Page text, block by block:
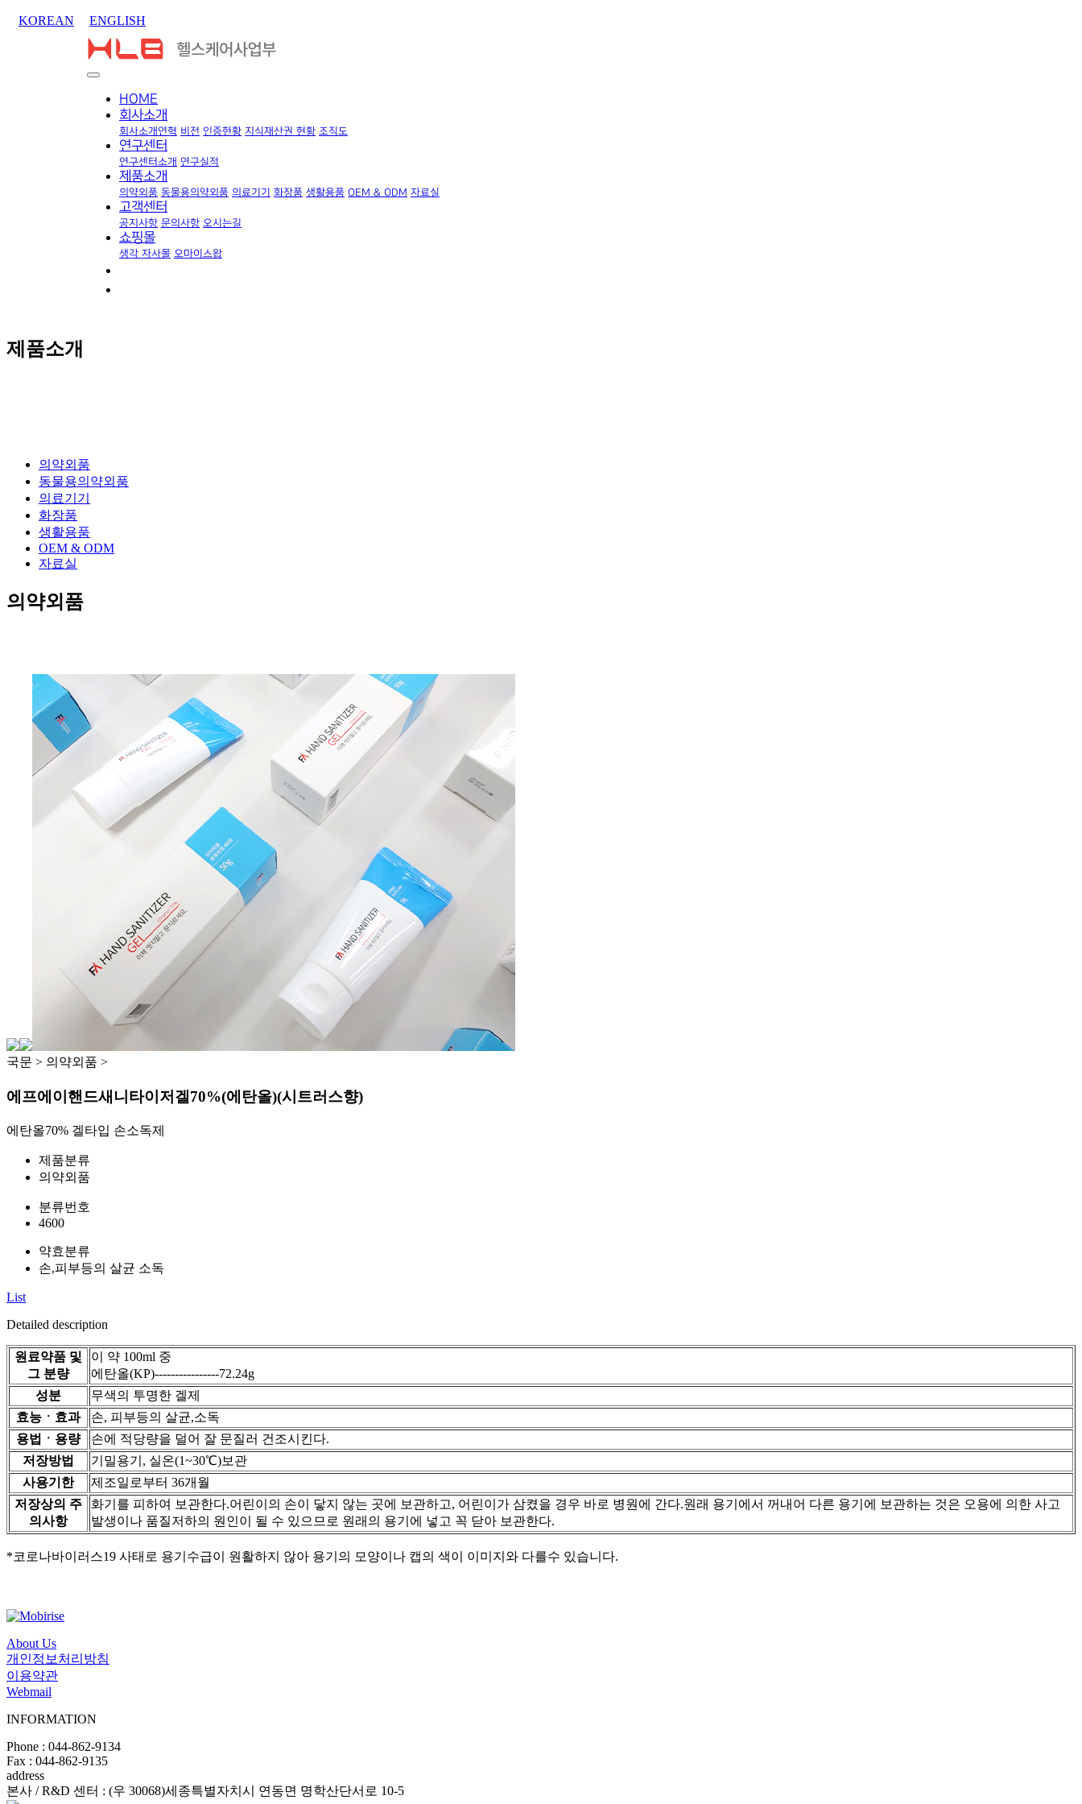
KOREAN ENGLISH
HOME
회사소개
회사소개연혁 비전 인증현황 지식재산권 현황 조직도
연구센터
연구센터소개 연구실적
제품소개
의약외품 동물용의약외품 의료기기 화장품 생활용품 OEM & ODM 자료실
고객센터
공지사항 문의사항 오시는길
쇼핑몰
생각 자사몰 오마이스왑
제품소개
의약외품
동물용의약외품
의료기기
화장품
생활용품
OEM & ODM
자료실
의약외품
국문 > 의약외품 >
에프에이핸드새니타이저겔70%(에탄올)(시트러스향)
에탄올70% 겔타입 손소독제
제품분류
의약외품
분류번호
4600
약효분류
손,피부등의 살균 소독
List
Detailed description
원료약품 및
그 분량
이 약 100ml 중
에탄올(KP)----------------72.24g
성분
무색의 투명한 겔제
효능ㆍ효과
손, 피부등의 살균,소독
용법ㆍ용량
손에 적당량을 덜어 잘 문질러 건조시킨다.
저장방법
기밀용기, 실온(1~30℃)보관
사용기한
제조일로부터 36개월
저장상의 주
의사항
화기를 피하여 보관한다.어린이의 손이 닿지 않는 곳에 보관하고, 어린이가 삼켰을 경우 바로 병원에 간다.원래 용기에서 꺼내어 다른 용기에 보관하는 것은 오용에 의한 사고
발생이나 품질저하의 원인이 될 수 있으므로 원래의 용기에 넣고 꼭 닫아 보관한다.
*코로나바이러스19 사태로 용기수급이 원활하지 않아 용기의 모양이나 캡의 색이 이미지와 다를수 있습니다.
About Us
개인정보처리방침
이용약관
Webmail
INFORMATION
Phone : 044-862-9134
Fax : 044-862-9135
address
본사 / R&D 센터 : (우 30068)세종특별자치시 연동면 명학산단서로 10-5